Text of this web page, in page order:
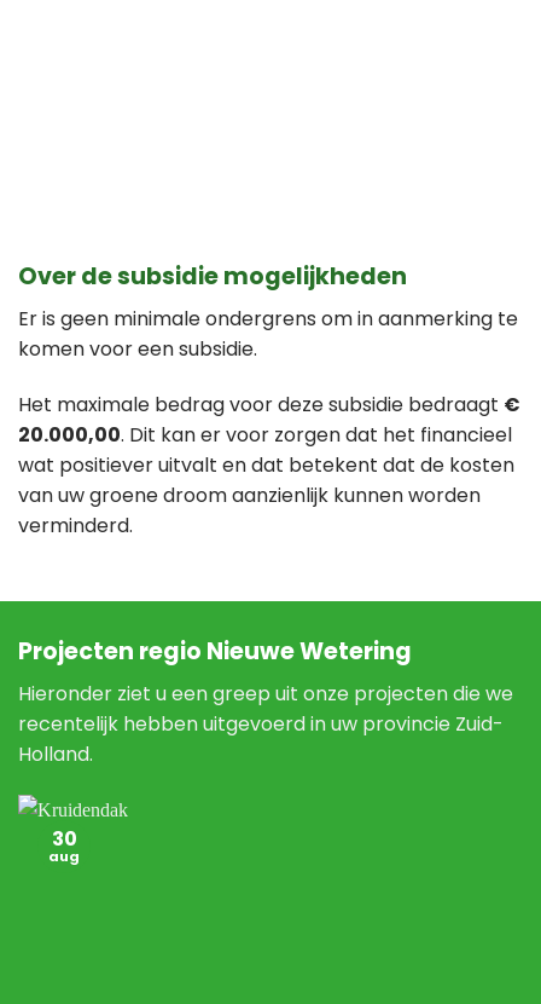
Over de subsidie mogelijkheden
Er is geen minimale ondergrens om in aanmerking te
komen voor een subsidie.
Het maximale bedrag voor deze subsidie bedraagt €
20.000,00. Dit kan er voor zorgen dat het financieel
wat positiever uitvalt en dat betekent dat de kosten
van uw groene droom aanzienlijk kunnen worden
verminderd.
Projecten regio Nieuwe Wetering
Hieronder ziet u een greep uit onze projecten die we
recentelijk hebben uitgevoerd in uw provincie Zuid-
Holland.
30
aug